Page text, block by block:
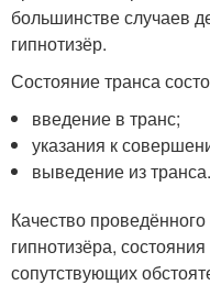
большинстве случаев
гипнотизёр.
Состояние транса
введение в транс;
указания к
выведение из транса.
Качество
гипнотизёра,
сопутствующих